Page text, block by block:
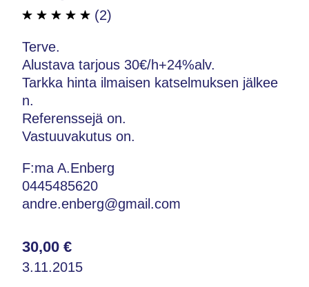
(2)
Terve.
Alustava tarjous 30€/h+24%alv.
Tarkka hinta ilmaisen katselmuksen jälkee
n.
Referenssejä on.
Vastuuvakutus on.
F:ma A.Enberg
0445485620
andre.enberg@gmail.com
30,00 €
3.11.2015